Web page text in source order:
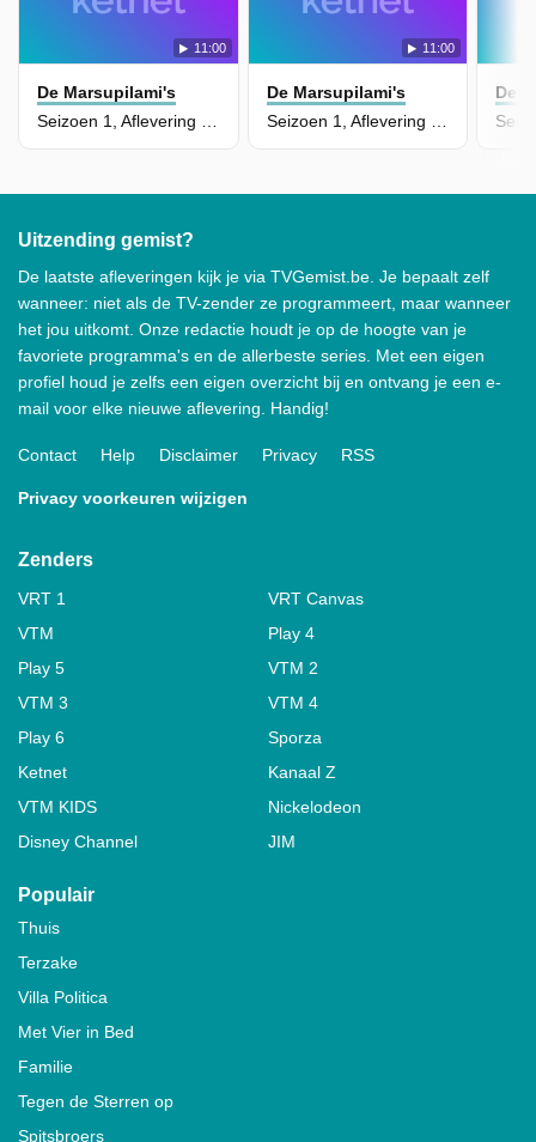
11:00
De Marsupilami's
11:00
De Marsupilami's
De
Uitzending gemist?
De laatste afleveringen kijk je via TVGemist.be. Je bepaalt zelf
wanneer: niet als de TV-zender ze programmeert, maar wanneer
het jou uitkomt. Onze redactie houdt je op de hoogte van je
favoriete programma's en de allerbeste series. Met een eigen
profiel houd je zelfs een eigen overzicht bij en ontvang je een e-
mail voor elke nieuwe aflevering. Handig!
Contact Help Disclaimer Privacy RSS
Privacy voorkeuren wijzigen
Zenders
VRT 1
VRT Canvas
VTM
Play 4
Play 5
VTM 2
VTM 3
VTM 4
Play 6
Sporza
Ketnet
Kanaal Z
VTM KIDS
Nickelodeon
Disney Channel
JIM
Populair
Thuis
Terzake
Villa Politica
Met Vier in Bed
Familie
Tegen de Sterren op
Spitsbroers